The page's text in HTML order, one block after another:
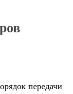
передачи